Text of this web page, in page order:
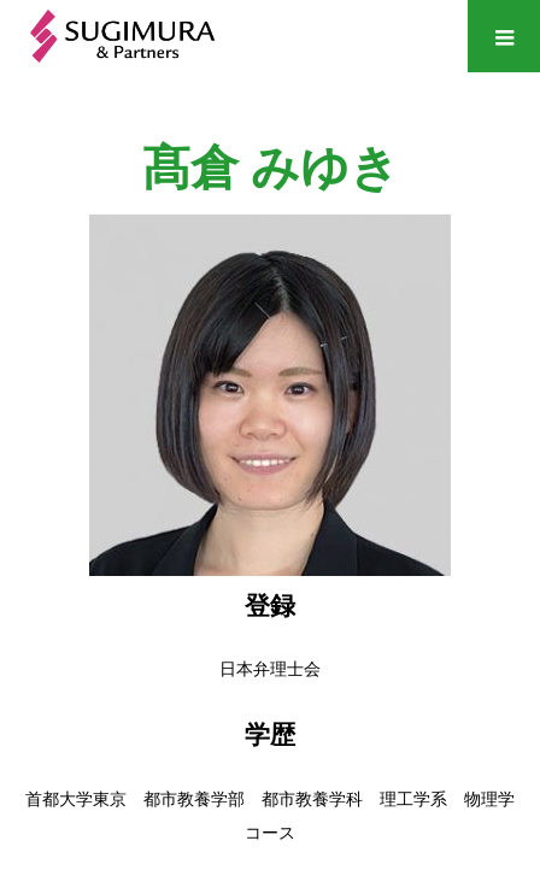
髙倉みゆき
登録
日本弁理士会
学歴
首都大学東京 都市教養学部 都市教養学科 理工学系 物理学
コース